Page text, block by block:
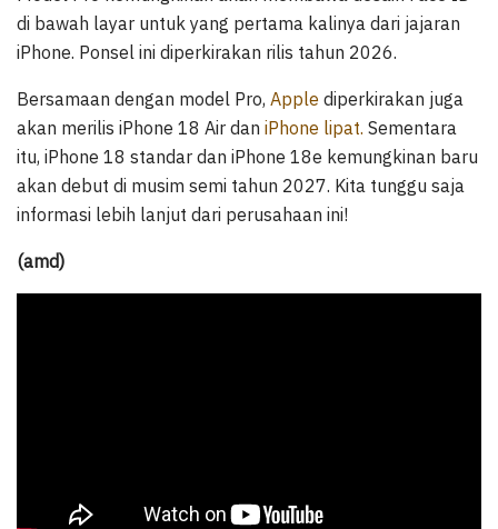
di bawah layar untuk yang pertama kalinya dari jajaran
iPhone. Ponsel ini diperkirakan rilis tahun 2026.
Bersamaan dengan model Pro, Apple diperkirakan juga
akan merilis iPhone 18 Air dan iPhone lipat. Sementara
itu, iPhone 18 standar dan iPhone 18e kemungkinan baru
akan debut di musim semi tahun 2027. Kita tunggu saja
informasi lebih lanjut dari perusahaan ini!
(amd)